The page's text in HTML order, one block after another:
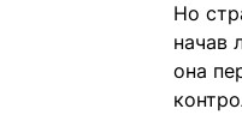
Но
начав
она